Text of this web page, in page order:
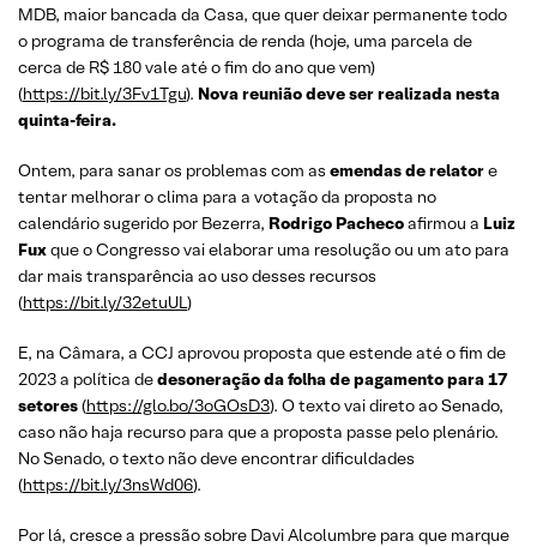
MDB, maior bancada da Casa, que quer deixar permanente todo
o programa de transferência de renda (hoje, uma parcela de
cerca de R$ 180 vale até o fim do ano que vem)
(https://bit.ly/3Fv1Tgu). Nova reunião deve ser realizada nesta
quinta-feira.
Ontem, para sanar os problemas com as emendas de relatore
tentar melhorar o clima para a votação da proposta no
calendário sugerido por Bezerra, Rodrigo Pachecoafirmou a Luiz
Fuxque o Congresso vai elaborar uma resolução ou um ato para
dar mais transparência ao uso desses recursos
(https://bit.ly/32etuUL)
E, na Câmara, a CCJ aprovou proposta que estende até o fim de
2023 a política dedesoneração da folha de pagamento para 17
setores(https://glo.bo/3oGOsD3). O texto vai direto ao Senado,
caso não haja recurso para que a proposta passe pelo plenário.
No Senado, o texto não deve encontrar dificuldades
(https://bit.ly/3nsWd06).
Por lá, cresce a pressão sobre Davi Alcolumbre para que marque